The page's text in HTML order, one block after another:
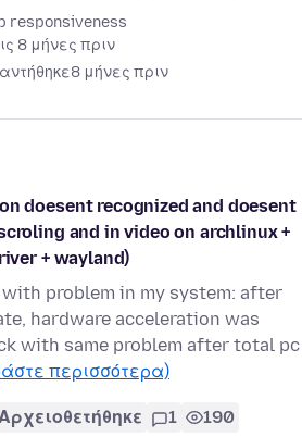
responsiveness
8 μήνες πριν
8 μήνες πριν
doesent recognized and doesent
and in video on archlinux +
+ wayland)
with problem in my system: after
hardware acceleration was
with same problem after total pc
περισσότερα)
1 190